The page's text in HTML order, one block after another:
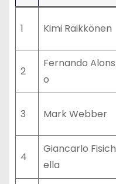
1 Kimi Räikkönen
2
Fernando Alons
o
3 Mark Webber
4
Giancarlo Fisich
ella